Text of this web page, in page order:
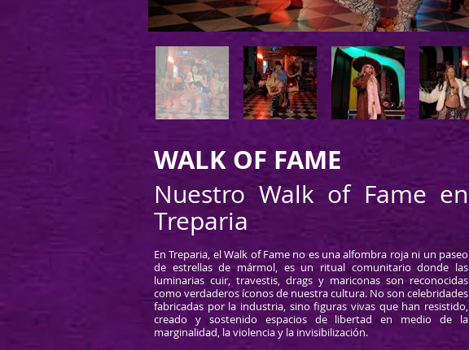
WALK OF FAME
Nuestro Walk of Fame en
Treparia
En Treparia, el Walk of Fame no es una alfombra roja ni un paseo
de estrellas de mármol, es un ritual comunitario donde las
luminarias cuir, travestis, drags y mariconas son reconocidas
como verdaderos íconos de nuestra cultura. No son celebridades
fabricadas por la industria, sino figuras vivas que han resistido,
creado y sostenido espacios de libertad en medio de la
marginalidad, la violencia y la invisibilización.